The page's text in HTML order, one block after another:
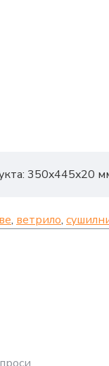
350x445x20
, ветрило,